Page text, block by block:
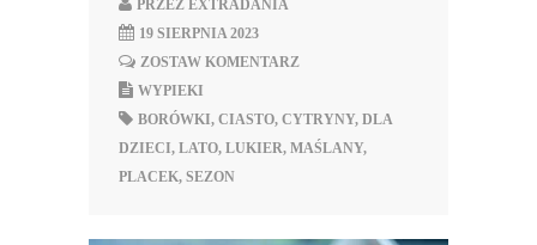
PRZEZ EXTRADANIA
19 SIERPNIA 2023
ZOSTAW KOMENTARZ
WYPIEKI
BORÓWKI, CIASTO, CYTRYNY, DLA
DZIECI, LATO, LUKIER, MAŚLANY,
PLACEK, SEZON